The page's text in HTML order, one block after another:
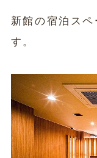
新館の宿泊ス
す。